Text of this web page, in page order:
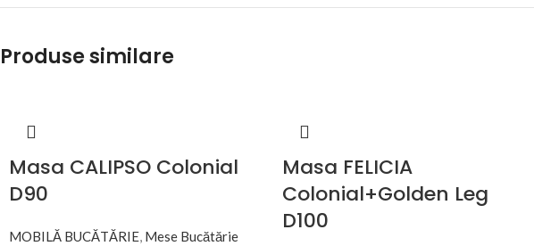
Produse similare
Masa CALIPSO Colonial
D90
MOBILĂ BUCĂTĂRIE, Mese Bucătărie
Masa FELICIA
Colonial+Golden Leg
D100